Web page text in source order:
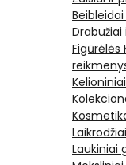
Beibleidai
Figūrėlės
Laukiniai